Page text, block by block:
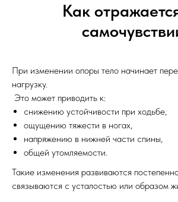
Как
При изменении опоры тело начинает
нагрузку.
Это может приводить к:
снижению устойчивости при ходьбе,
ощущению тяжести в ногах,
напряжению в нижней части спины,
общей утомляемости.
Такие изменения развиваются
связываются с усталостью или образом